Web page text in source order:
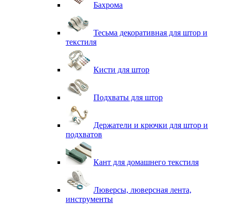
Бахрома
Тесьма декоративная для штор и
текстиля
Кисти для штор
Подхваты для штор
Держатели и крючки для штор и
подхватов
Кант для домашнего текстиля
Люверсы, люверсная лента,
инструменты